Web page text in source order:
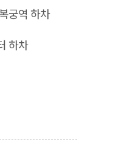
궁역 하차
하차